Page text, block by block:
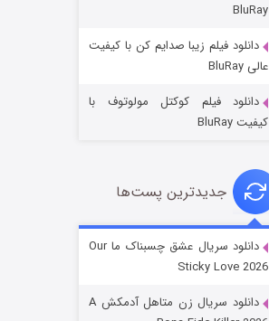
عملیات آپارتمان
BluRay
دانلود فیلم زیبا صدایم کن با کیفیت
عالی BluRay
دانلود فیلم کوکتل مولوتوف با
کیفیت BluRay
جدیدترین پست‌ها
دانلود سریال عشق چسبناک ما Our
Sticky Love 2026
دانلود سریال زن متاهل آدمکش A